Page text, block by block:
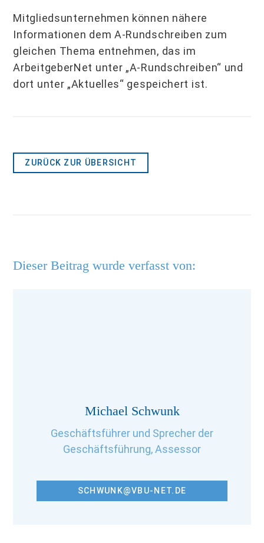
Mitgliedsunternehmen können nähere
Informationen dem A-Rundschreiben zum
gleichen Thema entnehmen, das im
ArbeitgeberNet unter „A-Rundschreiben“ und
dort unter „Aktuelles“ gespeichert ist.
ZURÜCK ZUR ÜBERSICHT
Dieser Beitrag wurde verfasst von:
Michael Schwunk
Geschäftsführer und Sprecher der
Geschäftsführung, Assessor
SCHWUNK@VBU-NET.DE